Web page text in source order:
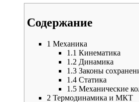
Содержание
1 Механика
1.1 Кинематика
1.2 Динамика
1.3 Законы
1.4 Статика
1.5 Механические
2 Термодинамика и МКТ